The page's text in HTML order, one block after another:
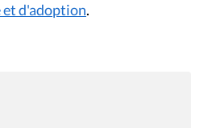
d'adoption.